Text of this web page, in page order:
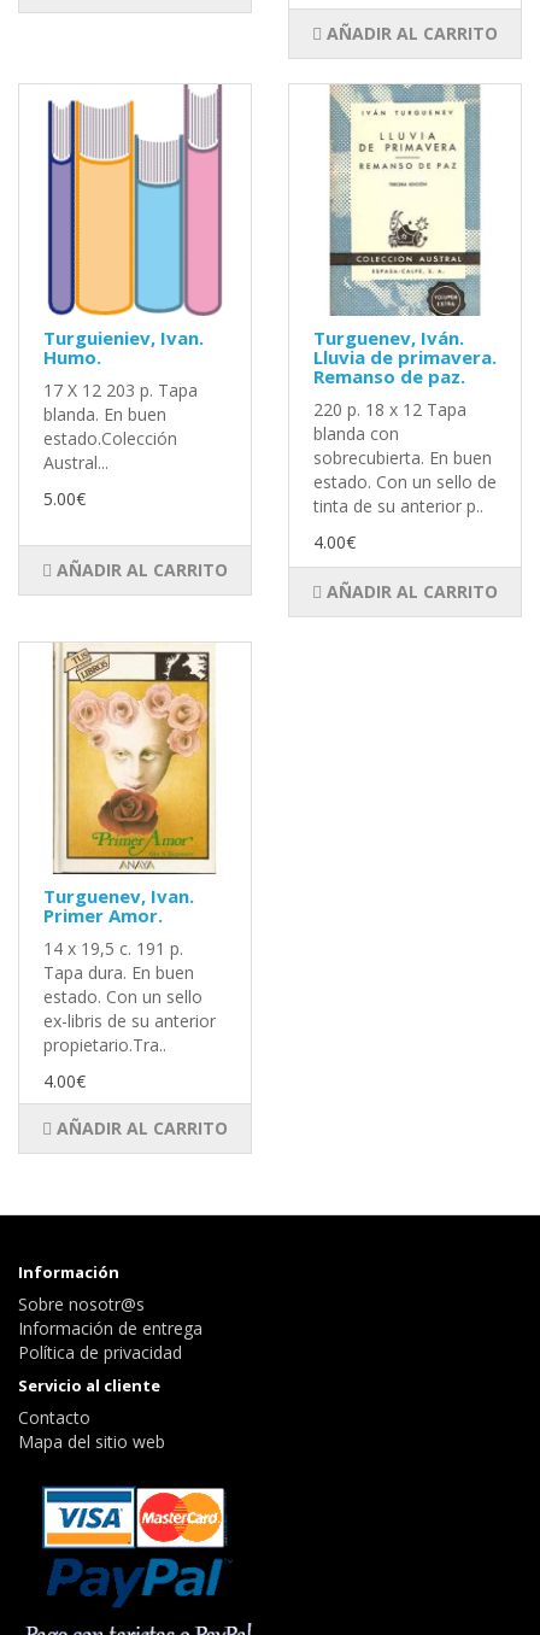
AÑADIR AL CARRITO
Turguieniev, Ivan.
Humo.
17 X 12 203 p. Tapa
blanda. En buen
estado.Colección
Austral...
5.00€
AÑADIR AL CARRITO
Turguenev, Iván.
Lluvia de primavera.
Remanso de paz.
220 p. 18 x 12 Tapa
blanda con
sobrecubierta. En buen
estado. Con un sello de
tinta de su anterior p..
4.00€
AÑADIR AL CARRITO
Turguenev, Ivan.
Primer Amor.
14 x 19,5 c. 191 p.
Tapa dura. En buen
estado. Con un sello
ex-libris de su anterior
propietario.Tra..
4.00€
AÑADIR AL CARRITO
Información
Sobre nosotr@s
Información de entrega
Política de privacidad
Servicio al cliente
Contacto
Mapa del sitio web